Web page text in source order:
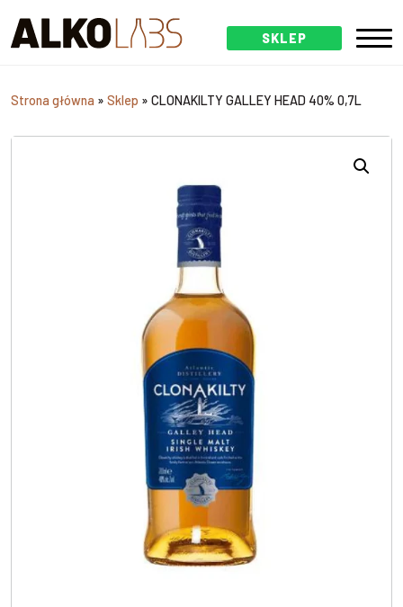
SKLEP
Strona główna » Sklep » CLONAKILTY GALLEY HEAD 40% 0,7L